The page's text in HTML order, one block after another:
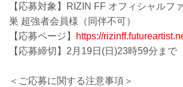
【応募対象】RIZIN FF オフィシャルフ
巣 超強者会員様（同伴不可）
【応募ページ】
https://
【応募締切】2月19日(日)23時59分まで
＜ご応募に関する注意事項＞